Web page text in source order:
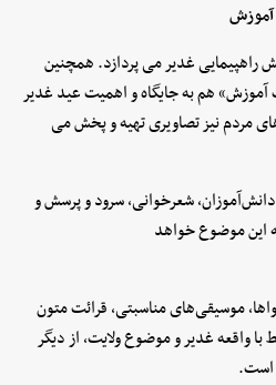
آموزش
غدیر می پردازد. همچنین
هم به جایگاه و اهمیت عید غدیر
مردم نیز تصاویری تهیه و پخش می
شعرخوانی، سرود و پرسش و
این موضوع خواهد
موسیقی‌های مناسبتی، قرائت متون
واقعه غدیر و موضوع ولایت، از دیگر
است.